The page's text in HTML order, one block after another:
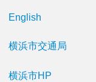
English
横浜市交通局
横浜市HP